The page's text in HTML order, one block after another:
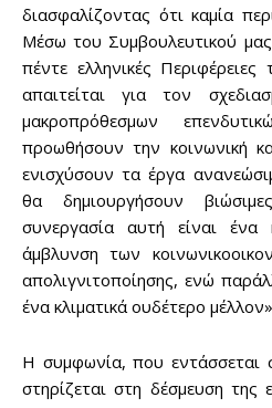
διασφαλίζοντας ότι καμία
Μέσω του Συμβουλευτικού
πέντε ελληνικές
απαιτείται για τον
μακροπρόθεσμων
προωθήσουν την κοινωνική
ενισχύσουν τα έργα
θα δημιουργήσουν
συνεργασία αυτή είναι
άμβλυνση των
απολιγνιτοποίησης, ενώ
ένα κλιματικά ουδέτερο
Η συμφωνία, που εντάσσεται
στηρίζεται στη δέσμευση της